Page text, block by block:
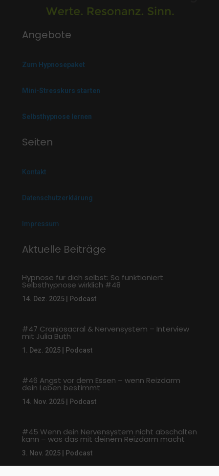
Angebote
Zum Hypnosepaket
Mini-Stresskurs starten
Selbsthypnose lernen
Seiten
Kontakt
Datenschutzerklärung
Impressum
Aktuelle Beiträge
Hypnose für dich selbst: So funktioniert
Selbsthypnose wirklich #48
14. Dez. 2025| Podcast
#47 Craniosacral & Nervensystem – Interview
mit Julia Buth
1. Dez. 2025| Podcast
#46 Angst vor dem Essen – wenn Reizdarm
dein Leben bestimmt
14. Nov. 2025| Podcast
#45 Wenn dein Nervensystem nicht abschalten
kann – was das mit deinem Reizdarm macht
3. Nov. 2025| Podcast